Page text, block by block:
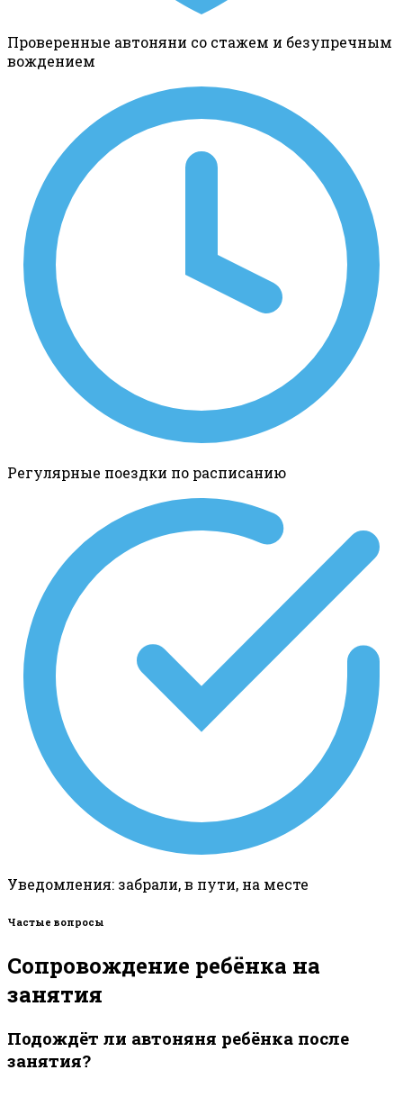
Проверенные автоняни со стажем и безупречным
вождением
Регулярные поездки по расписанию
Уведомления: забрали, в пути, на месте
Частые вопросы
Сопровождение ребёнка на
занятия
Подождёт ли автоняня ребёнка после
занятия?